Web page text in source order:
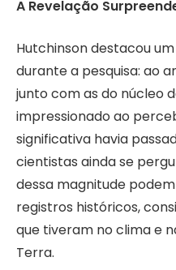
A Revelação
Hutchinson destacou
durante a pesquisa: ao
junto com as do núcleo
impressionado ao
significativa havia
cientistas ainda se
dessa magnitude
registros históricos,
que tiveram no clima e
Terra.